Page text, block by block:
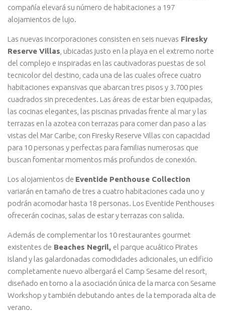
compañía elevará su número de habitaciones a 197
alojamientos de lujo.
Las nuevas incorporaciones consisten en seis nuevas Firesky
Reserve Villas , ubicadas justo en la playa en el extremo norte
del complejo e inspiradas en las cautivadoras puestas de sol
tecnicolor del destino, cada una de las cuales ofrece cuatro
habitaciones expansivas que abarcan tres pisos y 3.700 pies
cuadrados sin precedentes. Las áreas de estar bien equipadas,
las cocinas elegantes, las piscinas privadas frente al mar y las
terrazas en la azotea con terrazas para comer dan paso a las
vistas del Mar Caribe, con Firesky Reserve Villas con capacidad
para 10 personas y perfectas para familias numerosas que
buscan fomentar momentos más profundos de conexión.
Los alojamientos de Eventide Penthouse Collection
variarán en tamaño de tres a cuatro habitaciones cada uno y
podrán acomodar hasta 18 personas. Los Eventide Penthouses
ofrecerán cocinas, salas de estar y terrazas con salida.
Además de complementar los 10 restaurantes gourmet
existentes de Beaches Negril, el parque acuático Pirates
Island y las galardonadas comodidades adicionales, un edificio
completamente nuevo albergará el Camp Sesame del resort,
diseñado en torno a la asociación única de la marca con Sesame
Workshop y también debutando antes de la temporada alta de
verano.